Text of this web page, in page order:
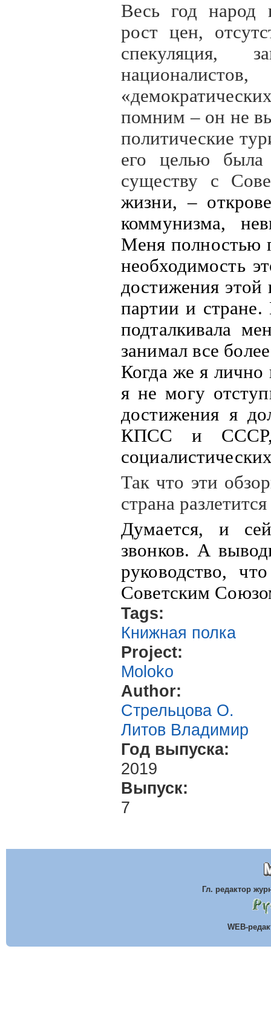
Весь год народ
рост цен,
спекуляция,
помним – он не
политические
его целью
существу с
жизни, –
коммунизма,
Меня полностью
необходимость
достижения этой
партии и
подталкивала
занимал все
Когда же я лично
я не могу
достижения я
КПСС и СССР,
Так что эти
страна
Думается, и
звонков. А
руководство,
Советским
Tags:
Книжная полка
Project:
Moloko
Author:
Стрельцова О.
Литов Владимир
Год выпуска:
2019
Выпуск:
7
Гл. редактор
WEB-